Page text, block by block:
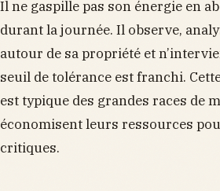
Il ne gaspille pas son énergie en
durant la journée. Il observe,
autour de sa propriété et
seuil de tolérance est franchi.
est typique des grandes races de
économisent leurs ressources
critiques.